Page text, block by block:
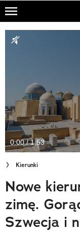
Skip
main
NATIONAL
Sklep
Newsletter
Cuda Polski
Wielki Konkurs
Trendbook Podróżniczy
Polecane
0:00 / 1:53
Kierunki
Nowe
zimę.
Szwecja i